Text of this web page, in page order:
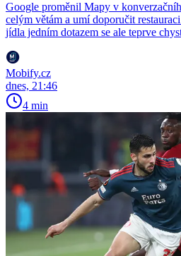
Google proměnil Mapy v
celým větám a umí doporučit
jídla jedním dotazem se ale teprve
Mobify.cz
dnes, 21:46
4 min